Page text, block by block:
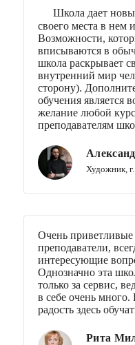
Школа дает
своего места в нем
Возможности,
вписываются в
школа раскрывает
внутренний мир
сторону).
обучения является
желание любой
преподавателям
Художник,
Очень приветливые
преподаватели,
интересующие
Однозначно эта
только за сервис,
в себе очень
радость здесь
Рита